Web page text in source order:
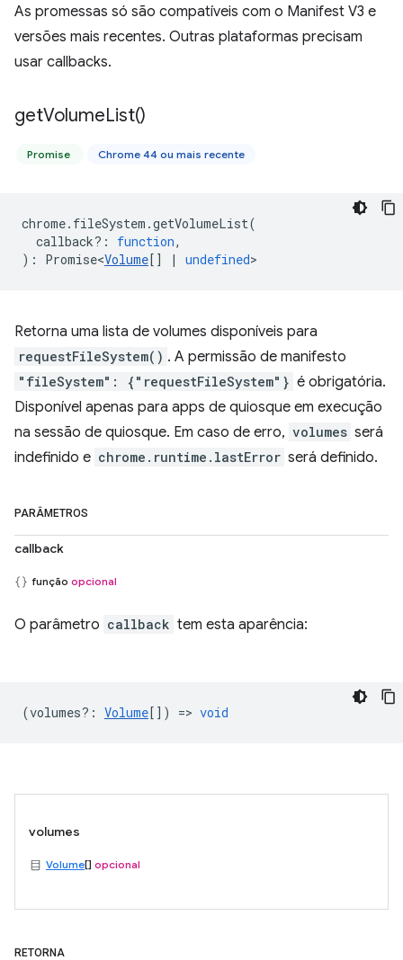
As promessas só são compatíveis com o Manifest V3 e
versões mais recentes. Outras plataformas precisam
usar callbacks.
getVolumeList()
Promise Chrome 44 ou mais recente
chrome. fileSystem .getVolumeList(
callback? : function,
) : Promise<Volume[] | undefined>
Retorna uma lista de volumes disponíveis para
requestFileSystem() . A permissão de manifesto
"fileSystem": {"requestFileSystem"} é obrigatória.
Disponível apenas para apps de quiosque em execução
na sessão de quiosque. Em caso de erro, volumes será
indefinido e chrome.runtime.lastError será definido.
PARÂMETROS
callback
função opcional
O parâmetro callback tem esta aparência:
(volumes? : Volume[]) => void
volumes
Volume[] opcional
RETORNA